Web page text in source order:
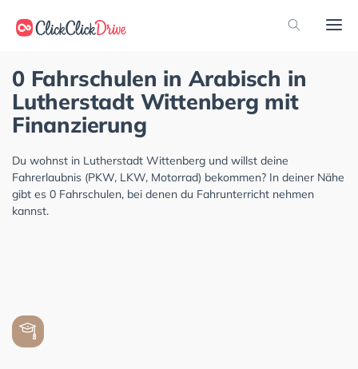
0 Fahrschulen in Arabisch in
Lutherstadt Wittenberg mit
Finanzierung
Du wohnst in Lutherstadt Wittenberg und willst deine
Fahrerlaubnis (PKW, LKW, Motorrad) bekommen? In deiner Nähe
gibt es 0 Fahrschulen, bei denen du Fahrunterricht nehmen
kannst.